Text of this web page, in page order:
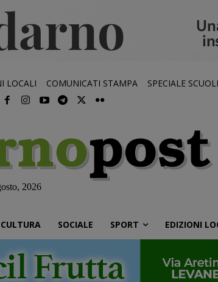
LOCALI COMUNICATI STAMPA SPECIALE
2026
CULTURA SOCIALE SPORT EDIZIONI